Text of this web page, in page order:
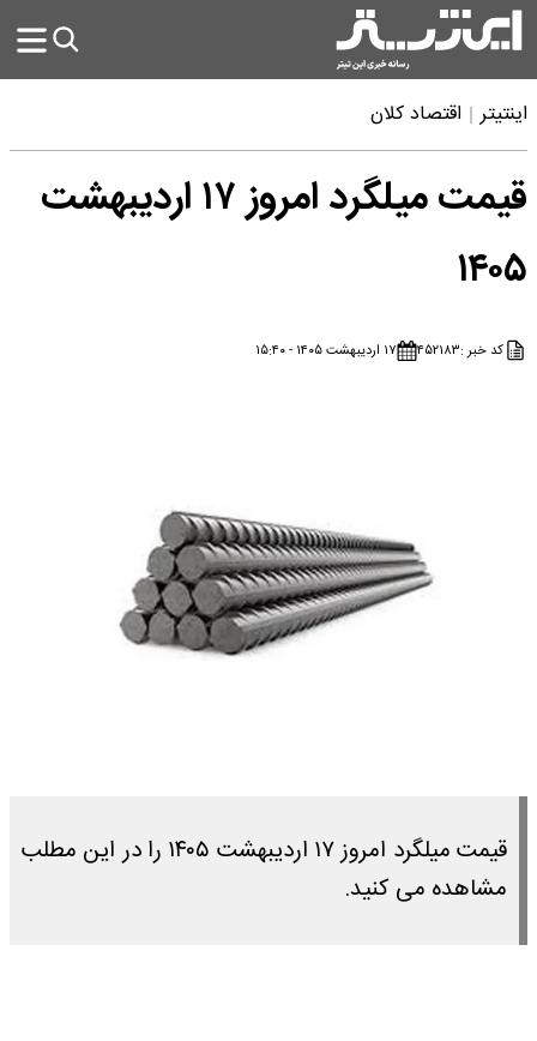
اینتیتر اقتصاد کلان
قیمت میلگرد امروز ۱۷ اردیبهشت
۱۴۰۵
کد خبر :۴۵۲۱۸۳ ۱۷ اردیبهشت ۱۴۰۵ - ۱۵:۴۰
قیمت میلگرد امروز ۱۷ اردیبهشت ۱۴۰۵ را در این مطلب
مشاهده می کنید.